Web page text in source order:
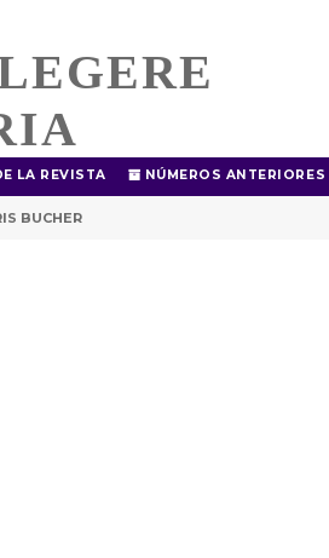
LA REVISTA NÚMEROS ANTERIORES
BUCHER